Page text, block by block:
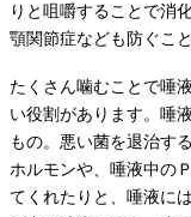
りと咀嚼することで消
顎関節症なども防ぐこ
たくさん噛むことで唾
い役割があります。唾
もの。悪い菌を退治す
ホルモンや、唾液中の
てくれたりと、唾液に